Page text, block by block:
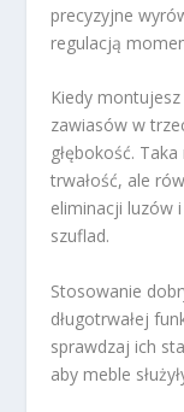
precyzyjne
regulacją
Kiedy montujesz
zawiasów w
głębokość.
trwałość, ale
eliminacji luzów
szuflad.
Stosowanie
długotrwałej
sprawdzaj ich
aby meble